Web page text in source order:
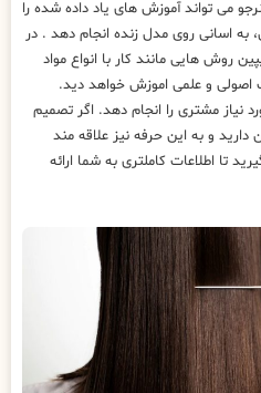
می تواند آموزش های یاد داده شده را
به اسانی روی مدل زنده انجام دهد . در
روش هایی مانند کار با انواع مواد
اصولی و علمی اموزش خواهد دید.
نیاز مشتری را انجام دهد. اگر تصمیم
دارید و به این حرفه نیز علاقه مند
تا اطلاعات کاملتری به شما ارائه